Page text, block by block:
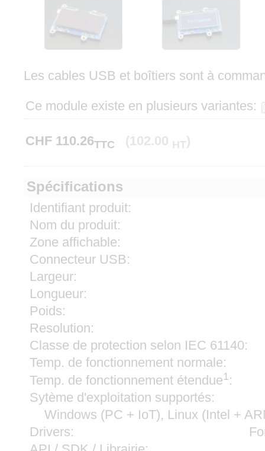
Les cables USB et boîtiers sont à
Ce module existe en plusieurs variantes:
CHF 110.26TTC (102.00 HT)
Spécifications
Identifiant produit:
Nom du produit:
Zone affichable:
Connecteur USB:
Largeur:
Longueur:
Poids:
Resolution:
Classe de protection selon IEC 61140:
Temp. de fonctionnement normale:
Temp. de fonctionnement étendue1 :
Sytème d'exploitation supportés:
Windows (PC + IoT), Linux (Intel +
Drivers: